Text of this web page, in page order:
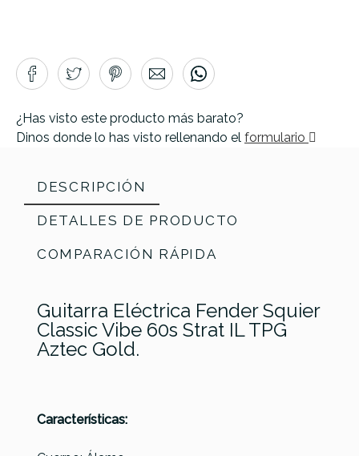
¿Has visto este producto más barato?
Dinos donde lo has visto rellenando el formulario
DESCRIPCIÓN
DETALLES DE PRODUCTO
COMPARACIÓN RÁPIDA
Guitarra Eléctrica Fender Squier
Classic Vibe 60s Strat IL TPG
Aztec Gold.
Características:
Ibanez